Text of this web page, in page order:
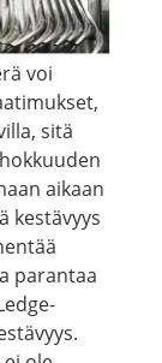
voi
sitä
aikaan
kestävyys
parantaa